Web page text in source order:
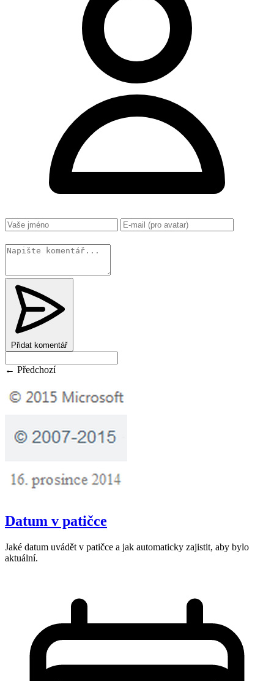
Přidat komentář
← Předchozí
Datum v patičce
Jaké datum uvádět v patičce a jak automaticky zajistit, aby bylo
aktuální.